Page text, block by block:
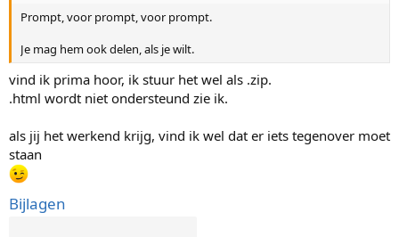
Prompt, voor prompt, voor prompt.
Je mag hem ook delen, als je wilt.
vind ik prima hoor, ik stuur het wel als .zip.
.html wordt niet ondersteund zie ik.
als jij het werkend krijg, vind ik wel dat er iets tegenover moet
staan
Bijlagen